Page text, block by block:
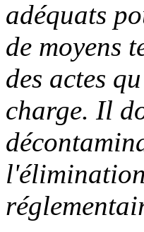
adéquats
de moyens
des actes
charge. Il